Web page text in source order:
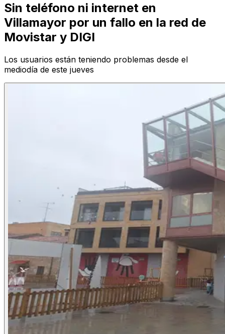
Sin teléfono ni internet en
Villamayor por un fallo en la red de
Movistar y DIGI
Los usuarios están teniendo problemas desde el
mediodía de este jueves